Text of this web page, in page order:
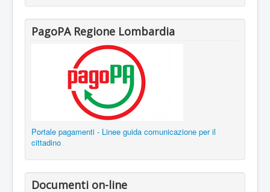
PagoPA Regione Lombardia
Portale pagamenti - Linee guida comunicazione per il
cittadino
Documenti on-line